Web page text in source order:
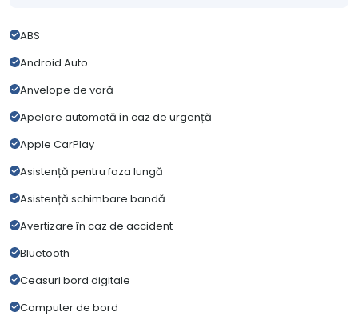
ABS
Android Auto
Anvelope de vară
Apelare automată în caz de urgență
Apple CarPlay
Asistență pentru faza lungă
Asistență schimbare bandă
Avertizare în caz de accident
Bluetooth
Ceasuri bord digitale
Computer de bord